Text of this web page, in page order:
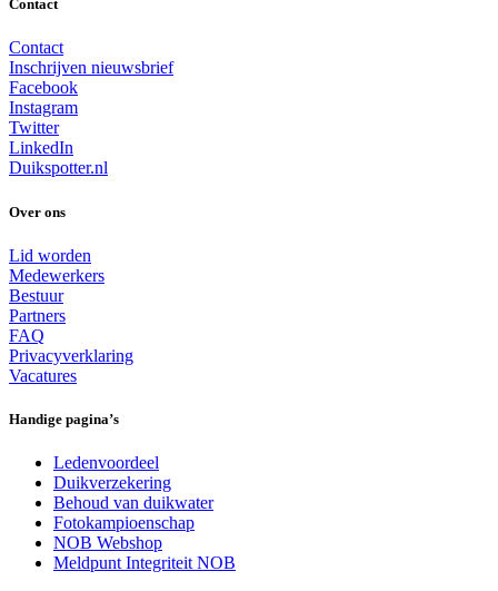
Contact
Contact
Inschrijven nieuwsbrief
Facebook
Instagram
Twitter
LinkedIn
Duikspotter.nl
Over ons
Lid worden
Medewerkers
Bestuur
Partners
FAQ
Privacyverklaring
Vacatures
Handige pagina’s
Ledenvoordeel
Duikverzekering
Behoud van duikwater
Fotokampioenschap
NOB Webshop
Meldpunt Integriteit NOB